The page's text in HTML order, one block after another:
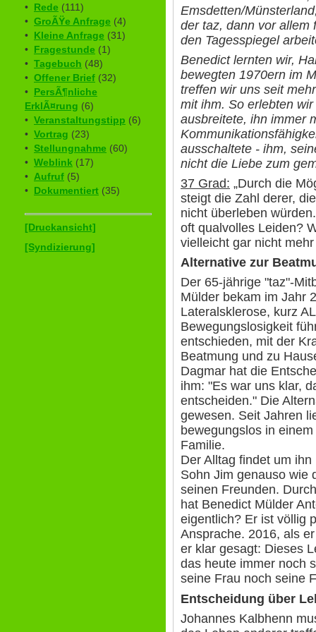
• Rede (111)
• GroÃŸe Anfrage (4)
• Kleine Anfrage (31)
• Fragestunde (1)
• Tagebuch (48)
• Offener Brief (32)
• PersÃ¶nliche
ErklÃ¤rung (6)
• Veranstaltungstipp (6)
• Vortrag (23)
• Stellungnahme (60)
• Weblink (17)
• Aufruf (5)
• Dokumentiert (35)
[Druckansicht]
[Syndizierung]
Emsdetten/
der taz, dann vor allem
den Tagesspiegel
Benedict lernten wir,
bewegten 1970ern im
treffen wir uns seit
mit ihm. So erlebten
ausbreitete, ihn immer
ausschaltete - ihm,
nicht die Liebe zum
37 Grad: „Durch die
steigt die Zahl derer,
nicht überleben
oft qualvolles Leiden?
vielleicht gar nicht
Alternative zur
Der 65-jährige "taz"-
Mülder bekam im Jahr
Lateralsklerose, kurz
Bewegungslosigkeit
entschieden, mit der
Beatmung und zu
Dagmar hat die
ihm: "Es war uns klar,
entscheiden." Die
gewesen. Seit Jahren
bewegungslos in
Familie.
Der Alltag findet um
Sohn Jim genauso wie
seinen Freunden.
hat Benedict Mülder
eigentlich? Er ist völlig
Ansprache. 2016, als
er klar gesagt: Dieses
das heute immer noch
seine Frau noch seine
Entscheidung über
Johannes Kalbhenn